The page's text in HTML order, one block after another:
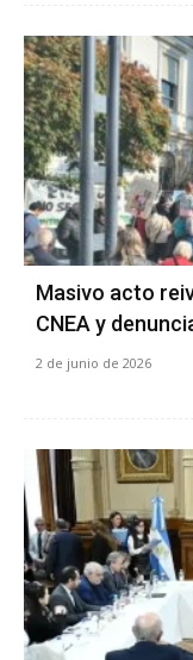
Masivo acto
CNEA y
2 de junio de 2026